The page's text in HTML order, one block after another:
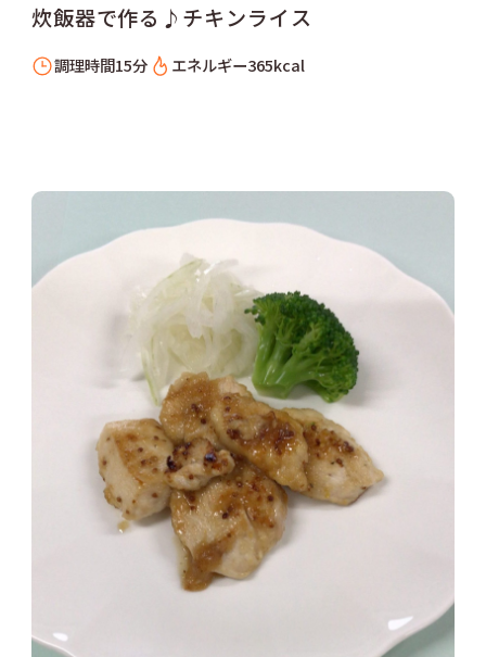
炊飯器で作る♪チキンライス
調理時間15分 エネルギー365kcal